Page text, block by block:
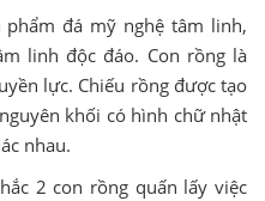
đá mỹ nghệ tâm linh,
linh độc đáo. Con rồng là
lực. Chiếu rồng được tạo
khối có hình chữ nhật
nhau.
2 con rồng quấn lấy việc